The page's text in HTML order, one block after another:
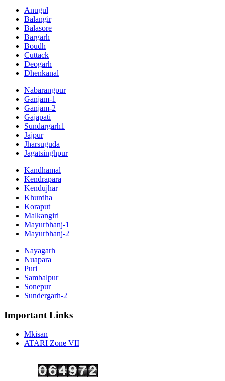
Anugul
Balangir
Balasore
Bargarh
Boudh
Cuttack
Deogarh
Dhenkanal
Nabarangpur
Ganjam-1
Ganjam-2
Gajapati
Sundargarh1
Jajpur
Jharsuguda
Jagatsinghpur
Kandhamal
Kendrapara
Kendujhar
Khurdha
Koraput
Malkangiri
Mayurbhanj-1
Mayurbhanj-2
Nayagarh
Nuapara
Puri
Sambalpur
Sonepur
Sundergarh-2
Important Links
Mkisan
ATARI Zone VII